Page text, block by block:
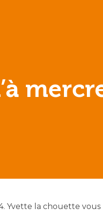
Yvette la chouette vous